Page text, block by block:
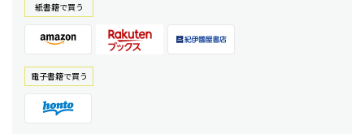
紙書籍で買う
電⼦書籍で買う